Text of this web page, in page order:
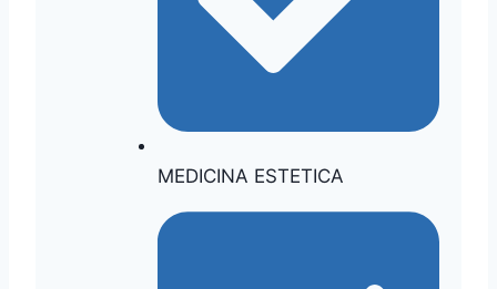
MEDICINA ESTETICA